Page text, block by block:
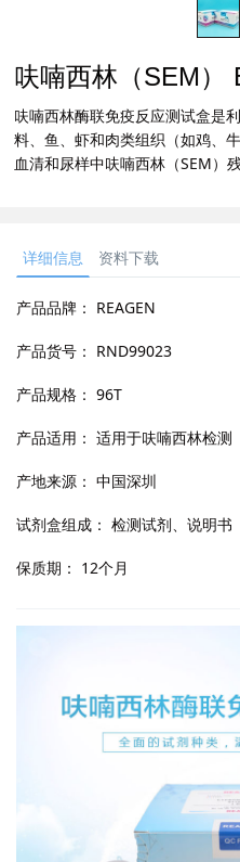
呋喃西林（SEM）
呋喃西林酶联免疫反应测试盒是
料、鱼、虾和肉类组织（如鸡、
血清和尿样中呋喃西林（SEM）
详细信息 资料下载
产品品牌： REAGEN
产品货号： RND99023
产品规格： 96T
产品适用： 适用于呋喃西林检测
产地来源： 中国深圳
试剂盒组成： 检测试剂、说明书
保质期： 12个月